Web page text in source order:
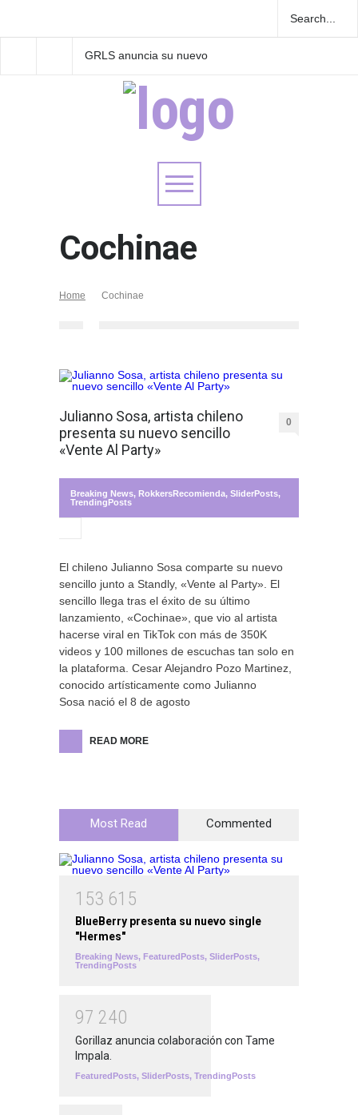
GRLS anuncia su nuevo
de agosto
Cochinae
Home Cochinae
Julianno Sosa, artista chileno
presenta su nuevo sencillo
«Vente Al Party»
0
Breaking News, RokkersRecomienda, SliderPosts,
TrendingPosts
El chileno Julianno Sosa comparte su nuevo
sencillo junto a Standly, «Vente al Party». El
sencillo llega tras el éxito de su último
lanzamiento, «Cochinae», que vio al artista
hacerse viral en TikTok con más de 350K
videos y 100 millones de escuchas tan solo en
la plataforma. Cesar Alejandro Pozo Martinez,
conocido artísticamente como Julianno
Sosa nació el 8 de agosto
READ MORE
Most Read Commented
1 53 61 5
BlueBerry presenta su nuevo single
"Hermes"
Breaking News, FeaturedPosts, SliderPosts,
TrendingPosts
97 240
Gorillaz anuncia colaboración con Tame
Impala.
FeaturedPosts, SliderPosts, TrendingPosts